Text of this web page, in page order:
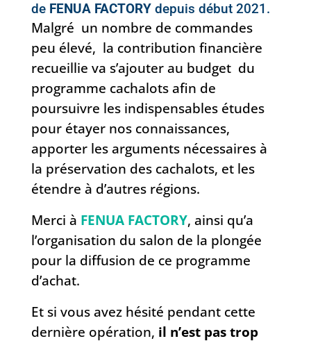
de FENUA FACTORYdepuis début 2021.
Malgré un nombre de commandes
peu élevé, la contribution financière
recueillie va s’ajouter au budget du
programme cachalots afin de
poursuivre les indispensables études
pour étayer nos connaissances,
apporter les arguments nécessaires à
la préservation des cachalots, et les
étendre à d’autres régions.
Merci à FENUA FACTORY, ainsi qu’a
l’organisation du salon de la plongée
pour la diffusion de ce programme
d’achat.
Et si vous avez hésité pendant cette
dernière opération, il n’est pas trop